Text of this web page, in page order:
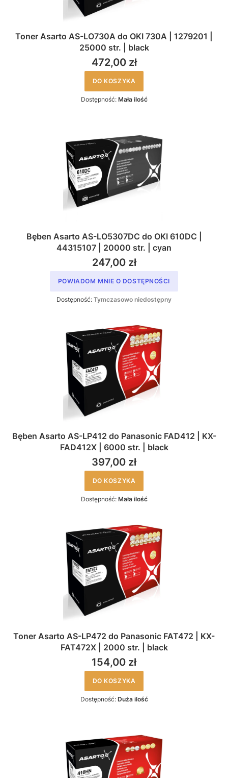
Toner Asarto AS-LO730A do OKI 730A | 1279201 |
25000 str. | black
472,00 zł
DO KOSZYKA
Dostępność: Mała ilość
Bęben Asarto AS-LO5307DC do OKI 610DC |
44315107 | 20000 str. | cyan
247,00 zł
POWIADOM MNIE O DOSTĘPNOŚCI
Dostępność: Tymczasowo niedostępny
Bęben Asarto AS-LP412 do Panasonic FAD412 | KX-
FAD412X | 6000 str. | black
397,00 zł
DO KOSZYKA
Dostępność: Mała ilość
Toner Asarto AS-LP472 do Panasonic FAT472 | KX-
FAT472X | 2000 str. | black
154,00 zł
DO KOSZYKA
Dostępność: Duża ilość